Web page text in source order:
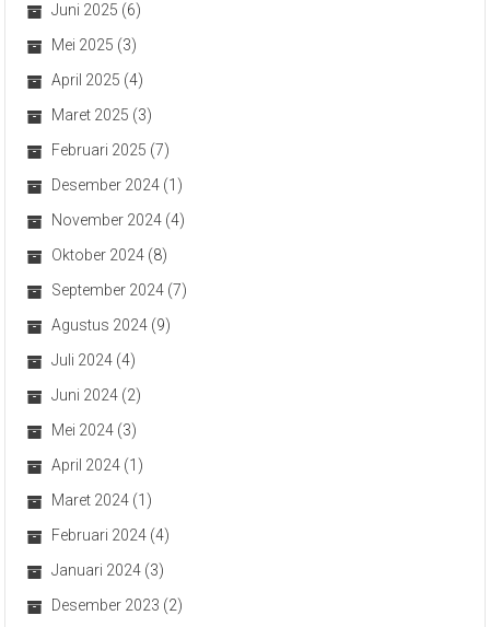
Juni 2025 (6)
Mei 2025 (3)
April 2025 (4)
Maret 2025 (3)
Februari 2025 (7)
Desember 2024 (1)
November 2024 (4)
Oktober 2024 (8)
September 2024 (7)
Agustus 2024 (9)
Juli 2024 (4)
Juni 2024 (2)
Mei 2024 (3)
April 2024 (1)
Maret 2024 (1)
Februari 2024 (4)
Januari 2024 (3)
Desember 2023 (2)